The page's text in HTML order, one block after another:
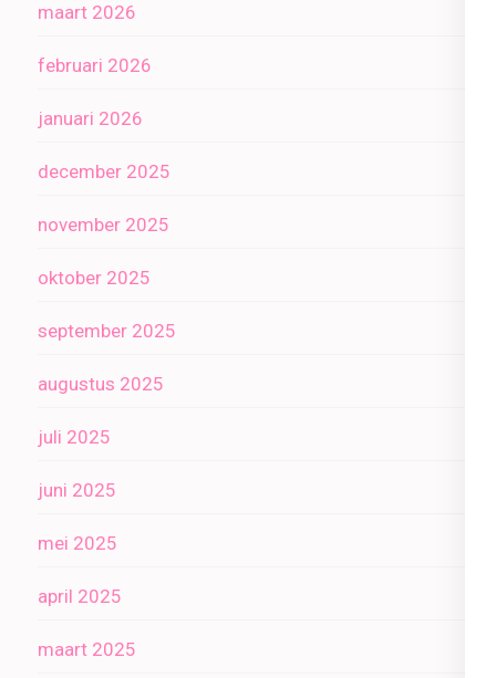
maart 2026
februari 2026
januari 2026
december 2025
november 2025
oktober 2025
september 2025
augustus 2025
juli 2025
juni 2025
mei 2025
april 2025
maart 2025